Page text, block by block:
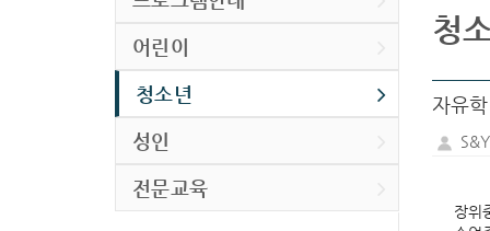
어린이
청소년
성인
전문교육
청
자유
장위